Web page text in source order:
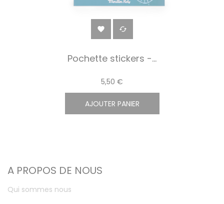
 
Pochette stickers -...
5,50 €
AJOUTER PANIER
A PROPOS DE NOUS
Qui sommes nous